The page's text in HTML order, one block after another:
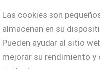
Las cookies son
almacenan en su
Pueden ayudar al sitio
mejorar su rendimiento